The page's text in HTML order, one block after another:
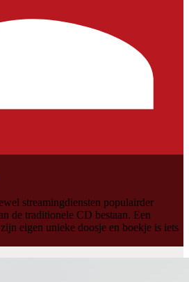
streamingdiensten populairder
de traditionele CD bestaan. Een
eigen unieke doosje en boekje is iets